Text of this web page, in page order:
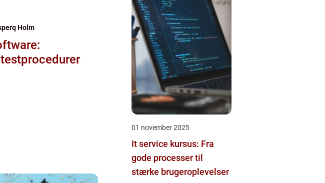
Holm
01 november 2025
It service kursus: Fra
gode processer til
stærke brugeroplevelser